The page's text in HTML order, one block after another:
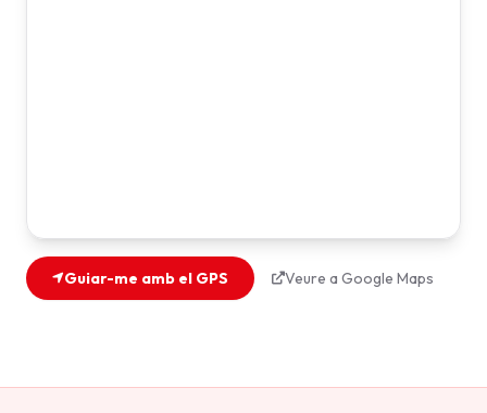
Guiar-me amb el GPS Veure a Google Maps